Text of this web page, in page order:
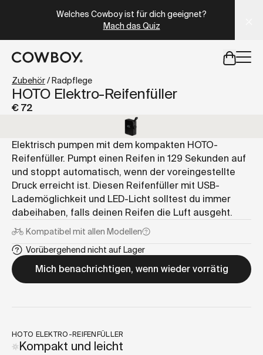
Welches Cowboy ist für dich geeignet?
Mach das Quiz
aber
abereine Probefahrt ist in deiner Nähe verfügbar
HOTO Elektro-Reifenfüller
€ 72
Elektrisch pumpen mit dem kompakten HOTO-
Reifenfüller. Pumpt einen Reifen in 129 Sekunden auf
und stoppt automatisch, wenn der voreingestellte
Druck erreicht ist. Diesen Reifenfüller mit USB-
Lademöglichkeit und LED-Licht solltest du immer
dabeihaben, falls deinen Reifen die Luft ausgeht.
Kompatibel mit allen Modellen
Vorübergehend nicht auf Lager
Mich benachrichtigen, wenn wieder vorrätig
Zubehör/Radpflege
HOTO ELEKTRO-REIFENFÜLLER
Kompakt und leicht